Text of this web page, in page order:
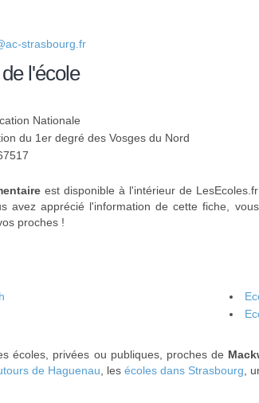
strasbourg.fr
l'école
Nationale
du 1er degré des Vosges du Nord
est disponible à l'intérieur de
avez apprécié l'information de cette fiche,
proches !
écoles, privées ou publiques, proches de
de Haguenau , les écoles dans Strasbourg ,